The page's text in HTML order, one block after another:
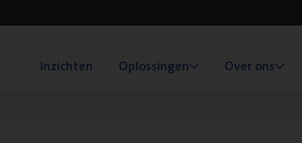
Inzichten Oplossingen Over ons